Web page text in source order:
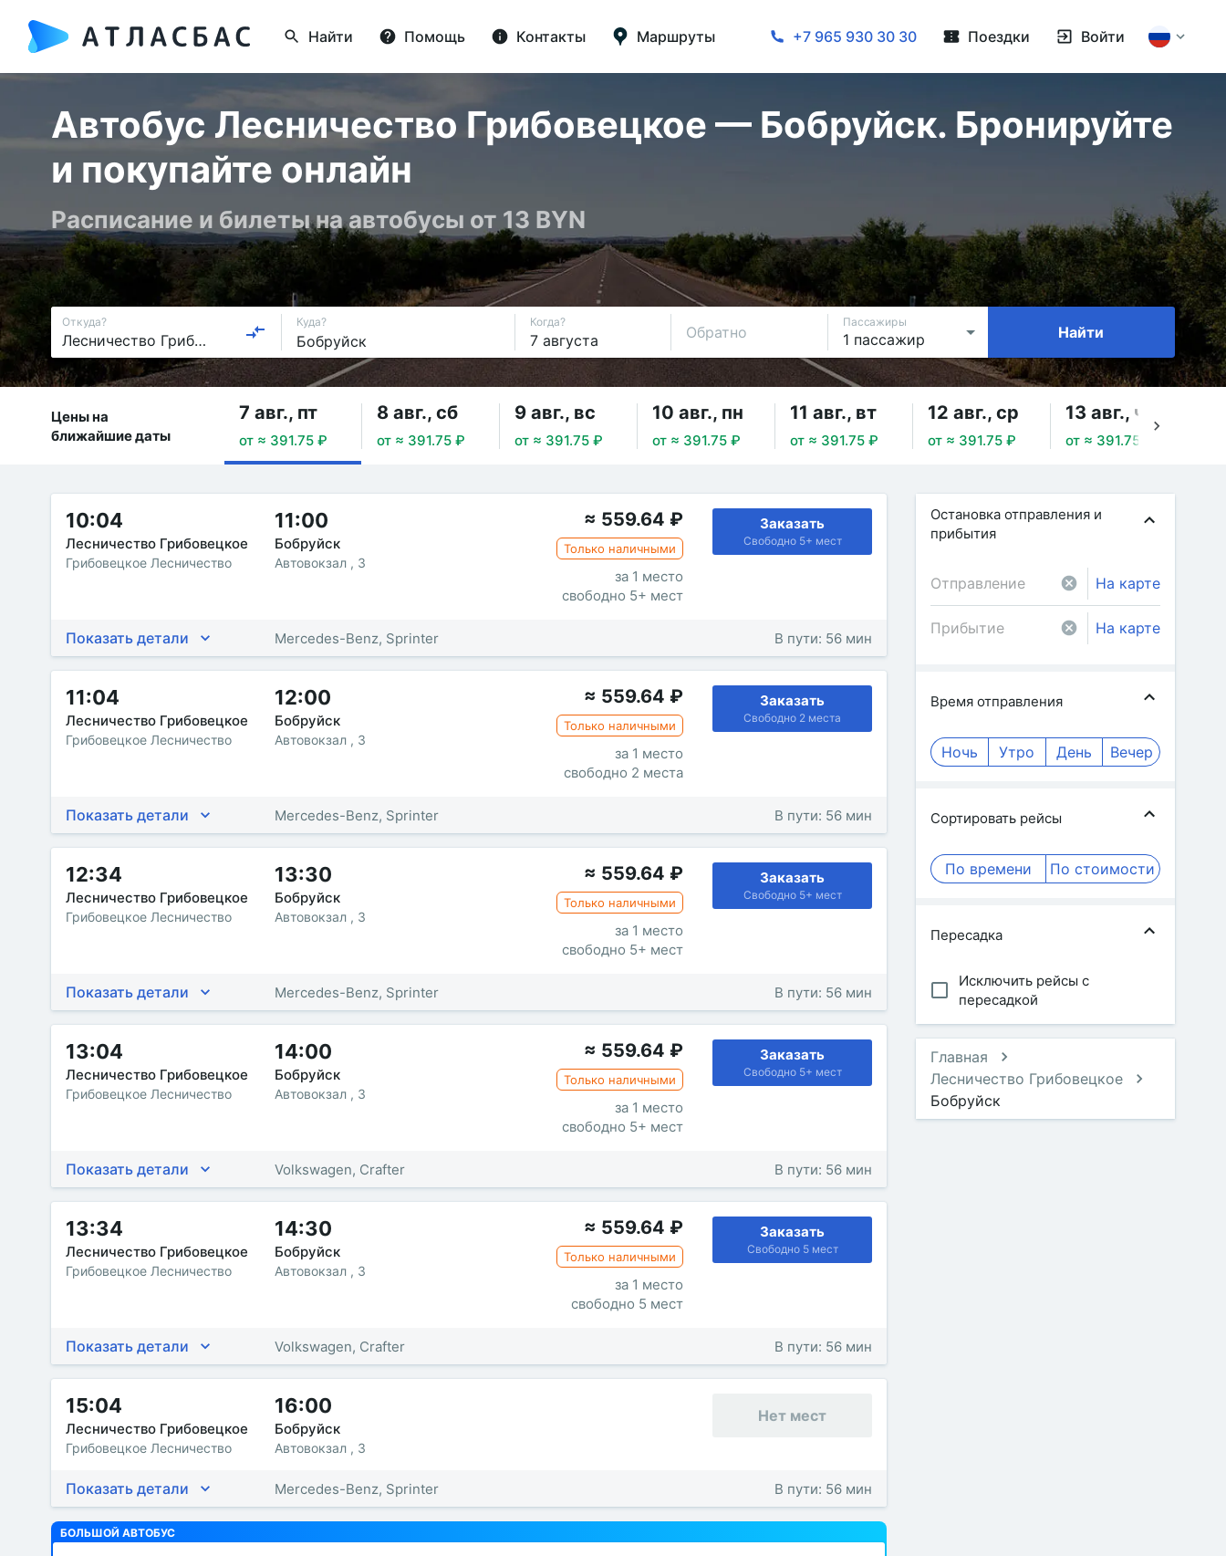
Найти Помощь Контакты Маршруты +7 965 930 30 30 Поездки Войти
Автобус Лесничество Грибовецкое — Бобруйск. Бронируйте
и покупайте онлайн
Расписание и билеты на автобусы от 13 BYN
Откуда? Куда? Когда?
Обратно
Пассажиры
Найти
Цены на
ближайшие даты
7 авг., пт
от ≈ 391.75 ₽
8 авг., сб
от ≈ 391.75 ₽
9 авг., вс
от ≈ 391.75 ₽
10 авг., пн
от ≈ 391.75 ₽
11 авг., вт
от ≈ 391.75 ₽
12 авг., ср
от ≈ 391.75 ₽
13 авг., чт
от ≈ 391.75 ₽
10:04
Лесничество Грибовецкое
Грибовецкое Лесничество
11:00
Бобруйск
Автовокзал , 3
≈ 559.64 ₽
Только наличными
за 1 место
свободно 5+ мест
Заказать
Свободно 5+ мест
Показать детали Mercedes-Benz, Sprinter В пути: 56 мин
11:04
Лесничество Грибовецкое
Грибовецкое Лесничество
12:00
Бобруйск
Автовокзал , 3
≈ 559.64 ₽
Только наличными
за 1 место
свободно 2 места
Заказать
Свободно 2 места
Показать детали Mercedes-Benz, Sprinter В пути: 56 мин
12:34
Лесничество Грибовецкое
Грибовецкое Лесничество
13:30
Бобруйск
Автовокзал , 3
≈ 559.64 ₽
Только наличными
за 1 место
свободно 5+ мест
Заказать
Свободно 5+ мест
Показать детали Mercedes-Benz, Sprinter В пути: 56 мин
13:04
Лесничество Грибовецкое
Грибовецкое Лесничество
14:00
Бобруйск
Автовокзал , 3
≈ 559.64 ₽
Только наличными
за 1 место
свободно 5+ мест
Заказать
Свободно 5+ мест
Показать детали Volkswagen, Crafter В пути: 56 мин
13:34
Лесничество Грибовецкое
Грибовецкое Лесничество
14:30
Бобруйск
Автовокзал , 3
≈ 559.64 ₽
Только наличными
за 1 место
свободно 5 мест
Заказать
Свободно 5 мест
Показать детали Volkswagen, Crafter В пути: 56 мин
15:04
Лесничество Грибовецкое
Грибовецкое Лесничество
16:00
Бобруйск
Автовокзал , 3
Нет мест
Показать детали Mercedes-Benz, Sprinter В пути: 56 мин
БОЛЬШОЙ АВТОБУС
Остановка отправления и
прибытия
На карте
На карте
Время отправления
Ночь Утро День Вечер
Сортировать рейсы
По времени По стоимости
Пересадка
Исключить рейсы с
пересадкой
Главная
Лесничество Грибовецкое
Бобруйск